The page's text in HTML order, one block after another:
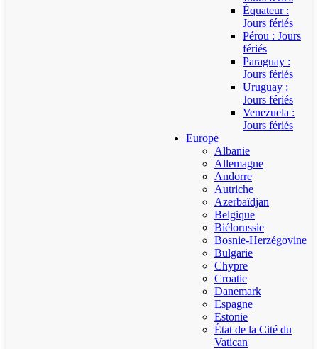
Équateur :
Jours fériés
Pérou : Jours
fériés
Paraguay :
Jours fériés
Uruguay :
Jours fériés
Venezuela :
Jours fériés
Europe
Albanie
Allemagne
Andorre
Autriche
Azerbaïdjan
Belgique
Biélorussie
Bosnie-Herzégovine
Bulgarie
Chypre
Croatie
Danemark
Espagne
Estonie
État de la Cité du
Vatican